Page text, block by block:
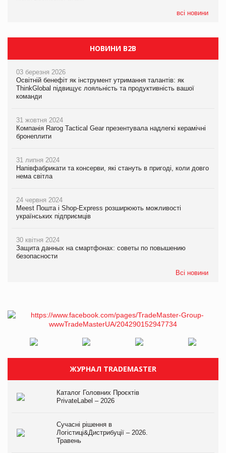
всі новини
НОВИНИ B2B
03 березня 2026
Освітній бенефіт як інструмент утримання талантів: як
ThinkGlobal підвищує лояльність та продуктивність вашої
команди
31 жовтня 2024
Компанія Rarog Tactical Gear презентувала надлегкі керамічні
бронеплити
31 липня 2024
Напівфабрикати та консерви, які стануть в пригоді, коли довго
нема світла
24 червня 2024
Meest Пошта і Shop-Express розширюють можливості
українських підприємців
30 квітня 2024
Защита данных на смартфонах: советы по повышению
безопасности
Всі новини
ЖУРНАЛ TRADEMASTER
Каталог Головних Проєктів
PrivateLabel – 2026
Сучасні рішення в
Логістиці&Дистрибуції – 2026.
Травень